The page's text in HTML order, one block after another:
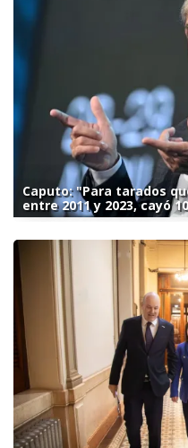
Caputo: "Para tarados
entre 2011 y 2023, cayó